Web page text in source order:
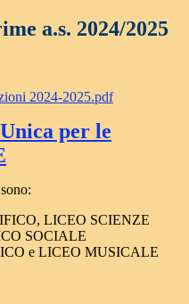
a.s. 2024/2025
2024-2025.pdf
per le
LICEO SCIENZE
SOCIALE
e LICEO MUSICALE